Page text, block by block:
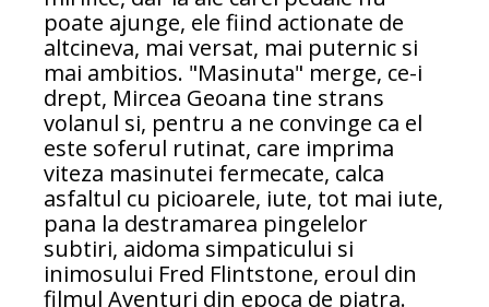
poate ajunge, ele fiind actionate de
altcineva, mai versat, mai puternic si
mai ambitios. "Masinuta" merge, ce-i
drept, Mircea Geoana tine strans
volanul si, pentru a ne convinge ca el
este soferul rutinat, care imprima
viteza masinutei fermecate, calca
asfaltul cu picioarele, iute, tot mai iute,
pana la destramarea pingelelor
subtiri, aidoma simpaticului si
inimosului Fred Flintstone, eroul din
filmul Aventuri din epoca de piatra.